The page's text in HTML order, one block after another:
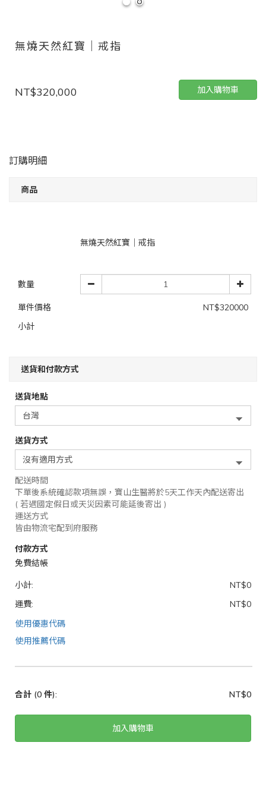
無燒天然紅寶｜戒指
NT$320,000 加入購物車
訂購明細
商品
無燒天然紅寶｜戒指
數量
單件價格
NT$320000
小計
送貨和付款方式
送貨地點
送貨方式
配送時間
下單後系統確認款項無誤，寶山生醫將於5天工作天內配送寄出
( 若遇國定假日或天災因素可能延後寄出 )
運送方式
皆由物流宅配到府服務
付款方式
免費結帳
小計:
NT$0
運費:
NT$0
使用優惠代碼
使用推薦代碼
合計 (0 件): NT$0
加入購物車